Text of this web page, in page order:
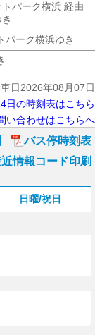
パーク横浜 経由
パーク横浜ゆき
日2026年08月07日
日の時刻表はこちら
い合わせはこちらへ
バス停時刻表
情報コード印刷
日曜/祝日